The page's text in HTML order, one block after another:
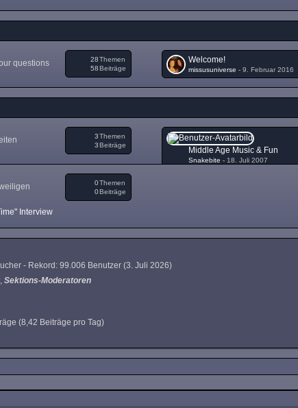
questions
Themen
28
Beiträge
58
Welcome!
missusuniverse -9. Februar 2016
Themen
3
Beiträge
3
Middle Age Music & Fun
Snakebite - 18. Juli 2007
Themen
0
Beiträge
0
Interview
- Rekord: 99.006 Benutzer (3. Juli 2026)
Sektions-Moderatoren
(8,42 Beiträge pro Tag)